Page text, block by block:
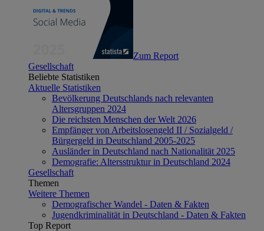
Zum Report
Gesellschaft
Beliebte Statistiken
Aktuelle Statistiken
Bevölkerung Deutschlands nach relevanten
Altersgruppen 2024
Die reichsten Menschen der Welt 2026
Empfänger von Arbeitslosengeld II / Sozialgeld /
Bürgergeld in Deutschland 2005-2025
Ausländer in Deutschland nach Nationalität 2025
Demografie: Altersstruktur in Deutschland 2024
Gesellschaft
Themen
Weitere Themen
Demografischer Wandel - Daten & Fakten
Jugendkriminalität in Deutschland - Daten & Fakten
Top Report